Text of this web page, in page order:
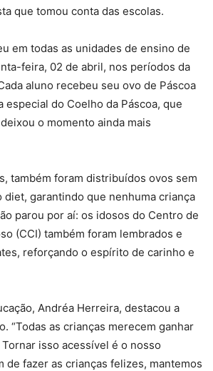
que tomou conta das escolas.
em todas as unidades de ensino de
feira, 02 de abril, nos períodos da
aluno recebeu seu ovo de Páscoa
especial do Coelho da Páscoa, que
o momento ainda mais
também foram distribuídos ovos sem
diet, garantindo que nenhuma criança
parou por aí: os idosos do Centro de
(CCI) também foram lembrados e
reforçando o espírito de carinho e
Andréa Herreira, destacou a
“Todas as crianças merecem ganhar
isso acessível é o nosso
de fazer as crianças felizes, mantemos